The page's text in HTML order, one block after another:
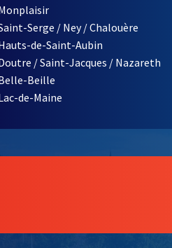
fenêtre
Serge / Ney / Chalouère
de-Saint-Aubin
/ Saint-Jacques / Nazareth
Beille
de-Maine